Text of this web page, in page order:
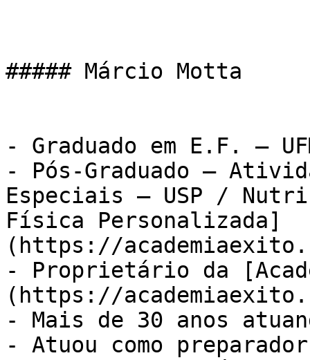
##### Márcio Motta
- Graduado em E.F. –
- Pós-Graduado –
Especiais – USP /
Física Personalizada]
(https://
- Proprietário da
(https://
- Mais de 30 anos
- Atuou como